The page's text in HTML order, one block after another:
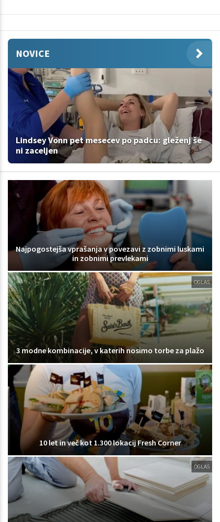
NOVICE
Lindsey Vonn pet mesecev po padcu: gleženj še
ni zaceljen
Najpogostejša vprašanja v povezavi z zobnimi luskami
in zobnimi prevlekami
OGLAS
3 modne kombinacije, v katerih nosimo torbe za plažo
10 let in več kot 1.300 lokacij Fresh Corner
OGLAS